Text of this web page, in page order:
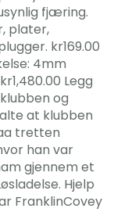
fjæring.
plater,
kr169.00
4mm
Legg
og
at klubben
tretten
han var
gjennem et
Hjelp
FranklinCovey